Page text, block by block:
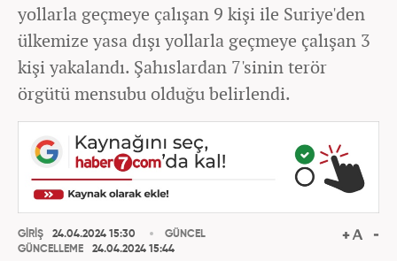
yollarla geçmeye çalışan 9 kişi ile Suriye'den
ülkemize yasa dışı yollarla geçmeye çalışan 3
kişi yakalandı. Şahıslardan 7'sinin terör
örgütü mensubu olduğu belirlendi.
GİRİŞ
24.04.2024 15:30
GÜNCELLEME
24.04.2024 15:44
GÜNCEL